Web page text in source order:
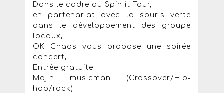
Dans le cadre du Spin it Tour,
en partenariat avec la souris verte
dans le développement des groupe
locaux,
OK Chaos vous propose une soirée
concert,
Entrée gratuite.
Majin musicman (Crossover/Hip-
hop/rock)